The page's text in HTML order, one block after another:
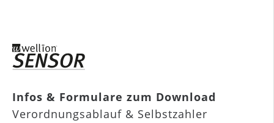
Infos & Formulare zum Download
Verordnungsablauf & Selbstzahler